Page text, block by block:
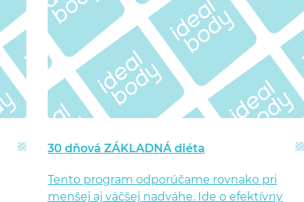
30 dňová ZÁKLADNÁ diéta
Tento program odporúčame rovnako pri
menšej aj väčšej nadváhe. Ide o efektívny